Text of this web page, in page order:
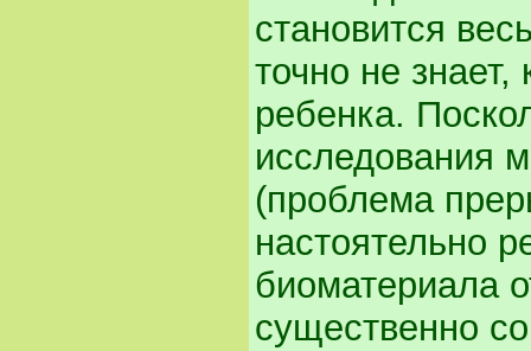
становится
точно не
ребенка.
исследования
(проблема
настоятельно
биоматериала
существенно